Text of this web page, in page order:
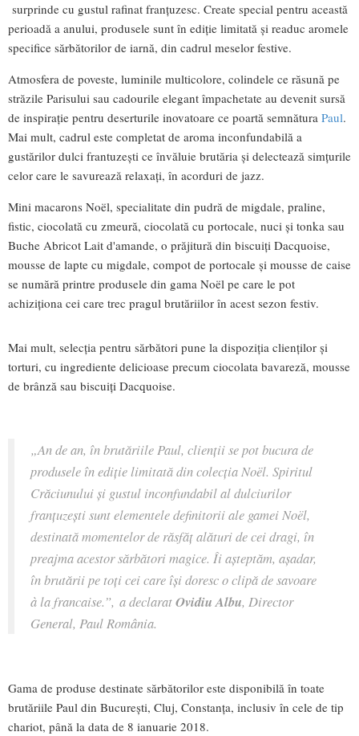
surprinde cu gustul rafinat franțuzesc. Create special pentru această
perioadă a anului, produsele sunt în ediție limitată și readuc aromele
specifice sărbătorilor de iarnă, din cadrul meselor festive.
Atmosfera de poveste, luminile multicolore, colindele ce răsună pe
străzile Parisului sau cadourile elegant împachetate au devenit sursă
de inspirație pentru deserturile inovatoare ce poartă semnătura Paul.
Mai mult, cadrul este completat de aroma inconfundabilă a
gustărilor dulci frantuzeşti ce învăluie brutăria şi delectează simţurile
celor care le savurează relaxaţi, în acorduri de jazz.
Mini macarons Noël, specialitate din pudră de migdale, praline,
fistic, ciocolată cu zmeură, ciocolată cu portocale, nuci și tonka sau
Buche Abricot Lait d'amande, o prăjitură din biscuiți Dacquoise,
mousse de lapte cu migdale, compot de portocale şi mousse de caise
se numără printre produsele din gama Noël pe care le pot
achiziţiona cei care trec pragul brutăriilor în acest sezon festiv.
Mai mult, selecția pentru sărbători pune la dispoziția clienților și
torturi, cu ingrediente delicioase precum ciocolata bavareză, mousse
de brânză sau biscuiţi Dacquoise.
„An de an, în brutăriile Paul, clienţii se pot bucura de
produsele în ediție limitată din colecția Noël. Spiritul
Crăciunului şi gustul inconfundabil al dulciurilor
franțuzești sunt elementele definitorii ale gamei Noël,
destinată momentelor de răsfăț alături de cei dragi, în
preajma acestor sărbători magice. Îi aşteptăm, aşadar,
în brutării pe toţi cei care îşi doresc o clipă de savoare
à la francaise.”, a declaratOvidiu Albu, Director
General, Paul România.
Gama de produse destinate sărbătorilor este disponibilă în toate
brutăriile Paul din Bucureşti, Cluj, Constanţa, inclusiv în cele de tip
chariot, până la data de 8 ianuarie 2018.